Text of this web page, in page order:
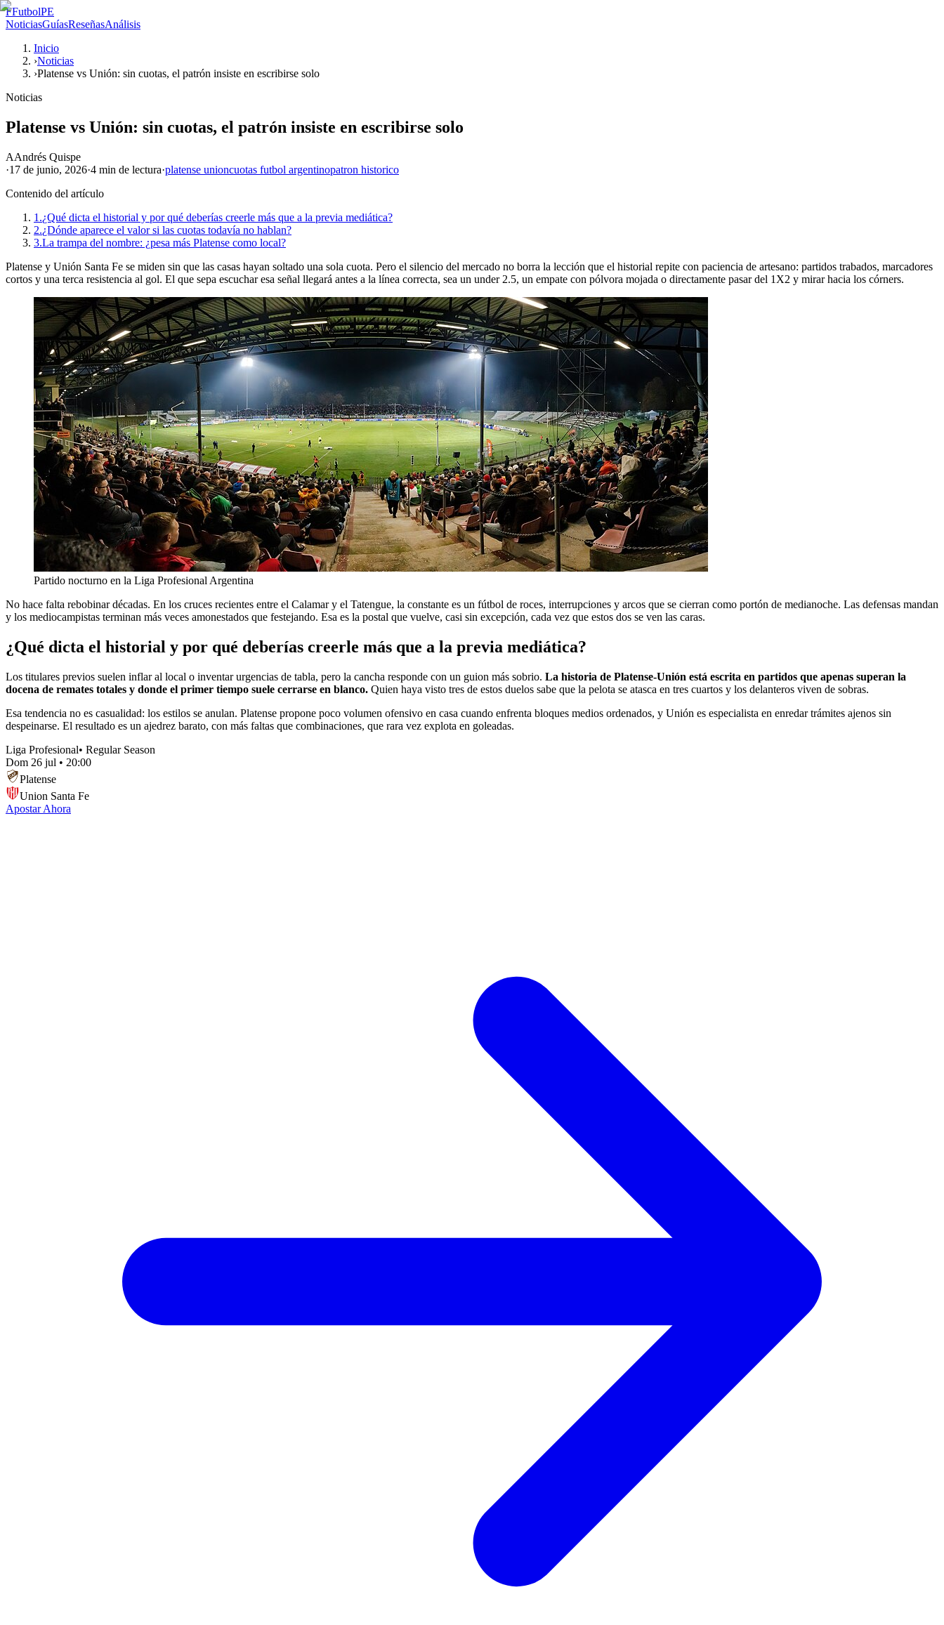
FFutbolPE
NoticiasGuíasReseñasAnálisis
Inicio
›Noticias
›Platense vs Unión: sin cuotas, el patrón insiste en escribirse solo
Noticias
Platense vs Unión: sin cuotas, el patrón insiste en escribirse solo
AAndrés Quispe
·17 de junio, 2026·4 min de lectura·platense unioncuotas futbol argentinopatron historico
Contenido del artículo
1.¿Qué dicta el historial y por qué deberías creerle más que a la previa mediática?
2.¿Dónde aparece el valor si las cuotas todavía no hablan?
3.La trampa del nombre: ¿pesa más Platense como local?
Platense y Unión Santa Fe se miden sin que las casas hayan soltado una sola cuota. Pero el silencio del mercado no borra la lección que el historial repite con paciencia de artesano: partidos trabados, marcadores
cortos y una terca resistencia al gol. El que sepa escuchar esa señal llegará antes a la línea correcta, sea un under 2.5, un empate con pólvora mojada o directamente pasar del 1X2 y mirar hacia los córners.
Partido nocturno en la Liga Profesional Argentina
No hace falta rebobinar décadas. En los cruces recientes entre el Calamar y el Tatengue, la constante es un fútbol de roces, interrupciones y arcos que se cierran como portón de medianoche. Las defensas mandan
y los mediocampistas terminan más veces amonestados que festejando. Esa es la postal que vuelve, casi sin excepción, cada vez que estos dos se ven las caras.
¿Qué dicta el historial y por qué deberías creerle más que a la previa mediática?
Los titulares previos suelen inflar al local o inventar urgencias de tabla, pero la cancha responde con un guion más sobrio. La historia de Platense-Unión está escrita en partidos que apenas superan la
docena de remates totales y donde el primer tiempo suele cerrarse en blanco. Quien haya visto tres de estos duelos sabe que la pelota se atasca en tres cuartos y los delanteros viven de sobras.
Esa tendencia no es casualidad: los estilos se anulan. Platense propone poco volumen ofensivo en casa cuando enfrenta bloques medios ordenados, y Unión es especialista en enredar trámites ajenos sin
despeinarse. El resultado es un ajedrez barato, con más faltas que combinaciones, que rara vez explota en goleadas.
Liga Profesional• Regular Season
Dom 26 jul • 20:00
Platense
Union Santa Fe
Apostar Ahora